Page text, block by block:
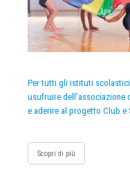
Per tutti gli istituti
usufruire dell’associazione
e aderire al progetto Club e
Scopri di più